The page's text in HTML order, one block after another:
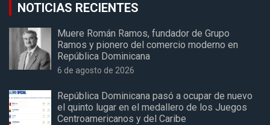
NOTICIAS RECIENTES
Muere Román Ramos, fundador de Grupo
Ramos y pionero del comercio moderno en
República Dominicana
6 de agosto de 2026
República Dominicana pasó a ocupar de nuevo
el quinto lugar en el medallero de los Juegos
Centroamericanos y del Caribe